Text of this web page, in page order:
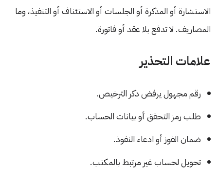
الاستشارة أو المذكرة أو الجلسات أو الاستئناف أو التنفيذ، وما
المصاريف. لا تدفع بلا عقد أو فاتورة.
علامات التحذير
رقم مجهول يرفض ذكر الترخيص.
طلب رمز التحقق أو بيانات الحساب.
ضمان الفوز أو ادعاء النفوذ.
تحويل لحساب غير مرتبط بالمكتب.